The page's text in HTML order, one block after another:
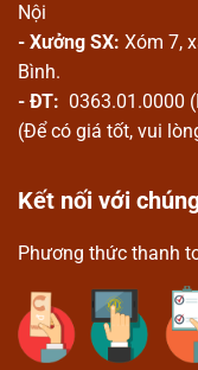
Nội
- Xưởng SX: Xóm 7,
Bình.
- ĐT: 0363.01.0000
(Để có giá tốt, vui
Kết nối với
Phương thức thanh